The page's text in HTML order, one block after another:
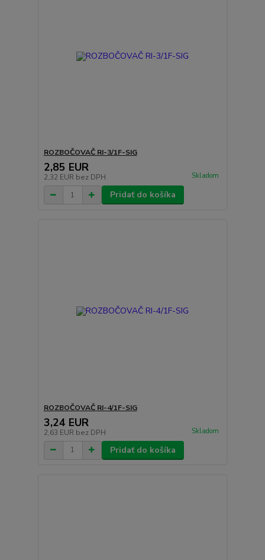
ROZBOČOVAČ RI-3/1F-SIG
2,85 EUR
2,32 EUR bez DPH Skladom
Pridať do košíka
ROZBOČOVAČ RI-4/1F-SIG
3,24 EUR
2,63 EUR bez DPH Skladom
Pridať do košíka